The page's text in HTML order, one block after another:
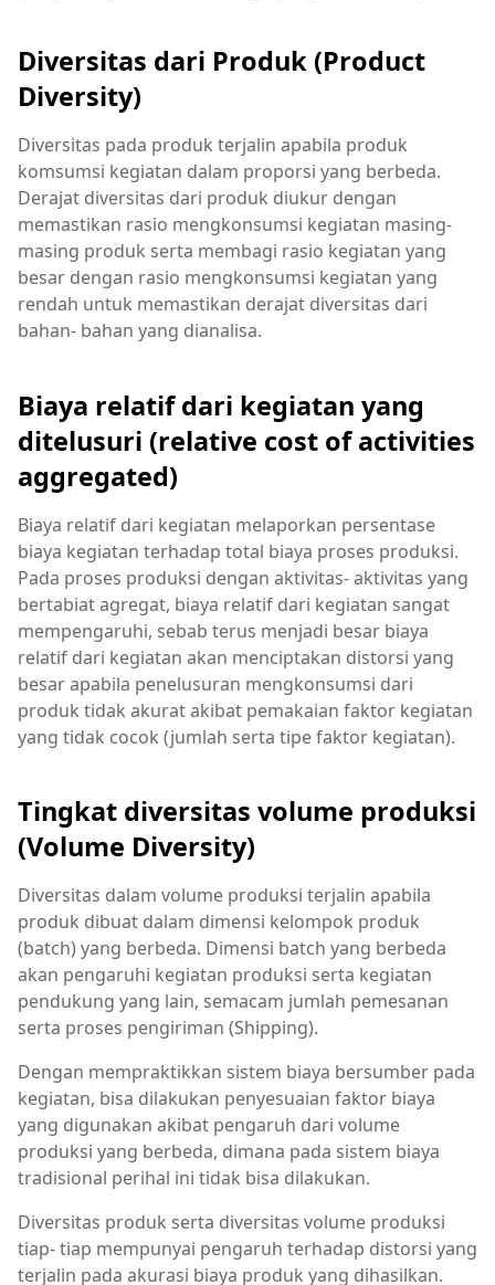
Diversitas dari Produk (Product
Diversity)
Diversitas pada produk terjalin apabila produk
komsumsi kegiatan dalam proporsi yang berbeda.
Derajat diversitas dari produk diukur dengan
memastikan rasio mengkonsumsi kegiatan masing-
masing produk serta membagi rasio kegiatan yang
besar dengan rasio mengkonsumsi kegiatan yang
rendah untuk memastikan derajat diversitas dari
bahan- bahan yang dianalisa.
Biaya relatif dari kegiatan yang
ditelusuri (relative cost of activities
aggregated)
Biaya relatif dari kegiatan melaporkan persentase
biaya kegiatan terhadap total biaya proses produksi.
Pada proses produksi dengan aktivitas- aktivitas yang
bertabiat agregat, biaya relatif dari kegiatan sangat
mempengaruhi, sebab terus menjadi besar biaya
relatif dari kegiatan akan menciptakan distorsi yang
besar apabila penelusuran mengkonsumsi dari
produk tidak akurat akibat pemakaian faktor kegiatan
yang tidak cocok (jumlah serta tipe faktor kegiatan).
Tingkat diversitas volume produksi
(Volume Diversity)
Diversitas dalam volume produksi terjalin apabila
produk dibuat dalam dimensi kelompok produk
(batch) yang berbeda. Dimensi batch yang berbeda
akan pengaruhi kegiatan produksi serta kegiatan
pendukung yang lain, semacam jumlah pemesanan
serta proses pengiriman (Shipping).
Dengan mempraktikkan sistem biaya bersumber pada
kegiatan, bisa dilakukan penyesuaian faktor biaya
yang digunakan akibat pengaruh dari volume
produksi yang berbeda, dimana pada sistem biaya
tradisional perihal ini tidak bisa dilakukan.
Diversitas produk serta diversitas volume produksi
tiap- tiap mempunyai pengaruh terhadap distorsi yang
terjalin pada akurasi biaya produk yang dihasilkan.